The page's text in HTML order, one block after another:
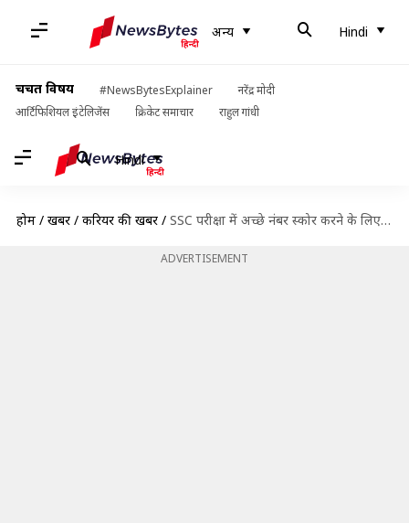
अन्य Hindi
चर्चित विषय #NewsBytesExplainer
नरेंद्र मोदी
आर्टिफिशियल इंटेलिजेंस
क्रिकेट समाचार राहुल गांधी
Hindi
होम / खबरें / करियर की खबरें / SSC परीक्षा में अच्छे नंबर स्कोर करने के लिए इन यूट्यूब चैनलों से करें तैयारी
ADVERTISEMENT